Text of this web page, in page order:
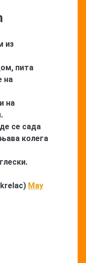
из
пита
на
на
се сада
колега
May